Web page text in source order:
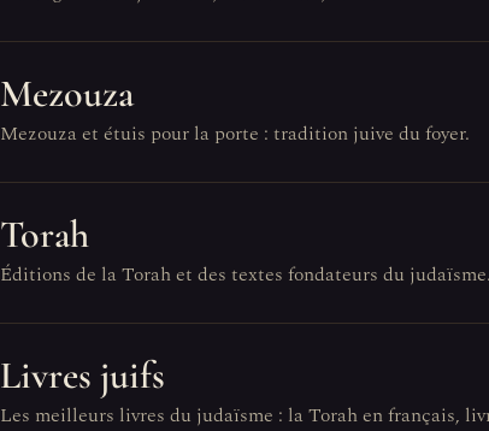
Mezouza
Mezouza et étuis pour la porte : tradition juive du foyer.
Torah
Éditions de la Torah et des textes fondateurs du judaïsme.
Livres juifs
Les meilleurs livres du judaïsme : la Torah en français,